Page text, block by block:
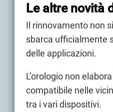
Le altre novità
Il rinnovamento non
sbarca ufficialmente
delle applicazioni.
L’orologio non
compatibile nelle
tra i vari dispositivi.